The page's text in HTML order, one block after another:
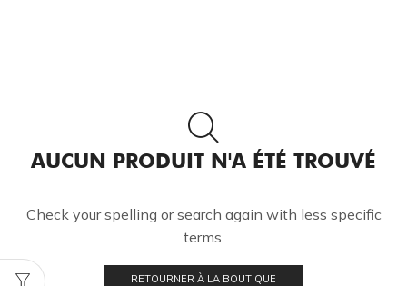
AUCUN PRODUIT N'A ÉTÉ TROUVÉ
Check your spelling or search again with less specific
terms.
RETOURNER À LA BOUTIQUE